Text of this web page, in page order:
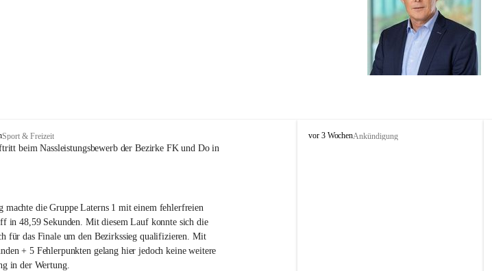
Sport & Freizeit
beim Nassleistungsbewerb der Bezirke FK und Do in
machte die Gruppe Laterns 1 mit einem fehlerfreien
in 48,59 Sekunden. Mit diesem Lauf konnte sich die
für das Finale um den Bezirkssieg qualifizieren. Mit
+ 5 Fehlerpunkten gelang hier jedoch keine weitere
in der Wertung.
L
vor 3 WochenAnkündigung